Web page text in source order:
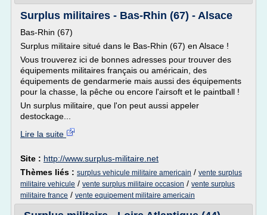
Surplus militaires - Bas-Rhin (67) - Alsace
Bas-Rhin (67)
Surplus militaire situé dans le Bas-Rhin (67) en Alsace !
Vous trouverez ici de bonnes adresses pour trouver des
équipements militaires français ou américain, des
équipements de gendarmerie mais aussi des équipements
pour la chasse, la pêche ou encore l'airsoft et le paintball !
Un surplus militaire, que l'on peut aussi appeler
destockage...
Lire la suite
Site : http://www.surplus-militaire.net
Thèmes liés : surplus vehicule militaire americain / vente surplus
militaire vehicule / vente surplus militaire occasion / vente surplus
militaire france / vente equipement militaire americain